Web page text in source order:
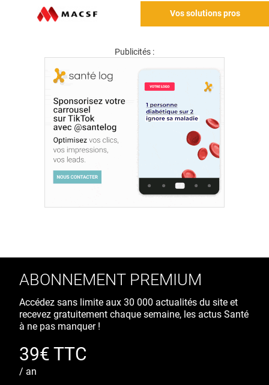
Vos solutions pros
Publicités :
ABONNEMENT PREMIUM
Accédez sans limite aux 30 000 actualités du site et
recevez gratuitement chaque semaine, les actus Santé
à ne pas manquer !
39€ TTC
/ an